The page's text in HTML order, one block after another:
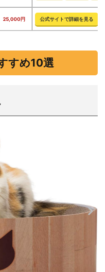
25,000円 公式サイトで詳細を見る
すめ10選